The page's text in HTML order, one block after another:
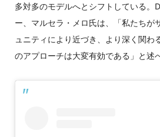
多対多のモデルへとシフトしている。
ー、マルセラ・メロ氏は、「私たちが
ュニティにより近づき、より深く関わ
のアプローチは大変有効である」と述